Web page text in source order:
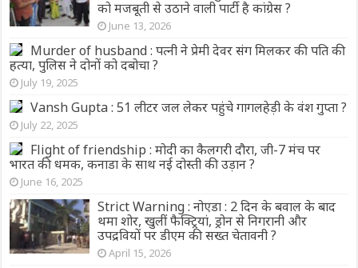
को मजबूती से उठाने वाली पार्टी है कांग्रेस ?
June 13, 2026
Murder of husband : पत्नी ने प्रेमी देवर संग मिलकर की पति की
हत्या, पुलिस ने दोनों को दबोचा ?
July 19, 2025
Vansh Gupta : 51 लीटर जल लेकर पहुंचे गागलहेड़ी के वंश गुप्ता ?
July 22, 2025
Flight of friendship : मोदी का कैलगरी दौरा, जी-7 मंच पर
भारत की धमक, कनाडा के साथ नई दोस्ती की उड़ान ?
June 16, 2025
Strict Warning : नोएडा : 2 दिन के बवाल के बाद
थमा शोर, खुलीं फैक्ट्रियां, ड्रोन से निगरानी और
उपद्रवियों पर डीएम की सख्त चेतावनी ?
April 15, 2026